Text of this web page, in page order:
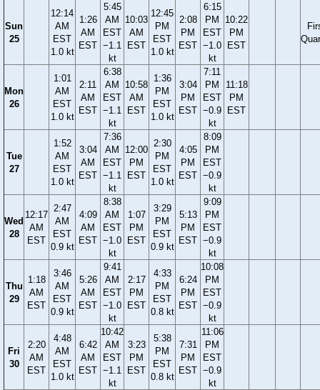
Sun
25
12:14
AM
EST
1.0 kt
1:26
AM
EST
5:45
AM
EST
−1.1
kt
10:03
AM
EST
12:45
PM
EST
1.0 kt
2:08
PM
EST
6:15
PM
EST
−1.0
kt
10:22
PM
EST
Mon
26
1:01
AM
EST
1.0 kt
2:11
AM
EST
6:38
AM
EST
−1.1
kt
10:58
AM
EST
1:36
PM
EST
1.0 kt
3:04
PM
EST
7:11
PM
EST
−0.9
kt
11:18
PM
EST
Tue
27
1:52
AM
EST
1.0 kt
3:04
AM
EST
7:36
AM
EST
−1.1
kt
12:00
PM
EST
2:30
PM
EST
1.0 kt
4:05
PM
EST
8:09
PM
EST
−0.9
kt
Wed
28
12:17
AM
EST
2:47
AM
EST
0.9 kt
4:09
AM
EST
8:38
AM
EST
−1.0
kt
1:07
PM
EST
3:29
PM
EST
0.9 kt
5:13
PM
EST
9:09
PM
EST
−0.9
kt
Thu
29
1:18
AM
EST
3:46
AM
EST
0.9 kt
5:26
AM
EST
9:41
AM
EST
−1.0
kt
2:17
PM
EST
4:33
PM
EST
0.8 kt
6:24
PM
EST
10:08
PM
EST
−0.9
kt
Fri
30
2:20
AM
EST
4:48
AM
EST
1.0 kt
6:42
AM
EST
10:42
AM
EST
−1.1
kt
3:23
PM
EST
5:38
PM
EST
0.8 kt
7:31
PM
EST
11:06
PM
EST
−0.9
kt